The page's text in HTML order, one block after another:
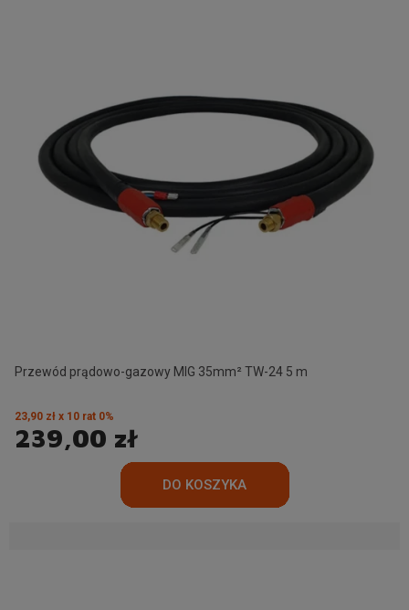
Przewód prądowo-gazowy MIG 35mm² TW-24 5 m
239,00 zł
23,90 zł x 10 rat 0%